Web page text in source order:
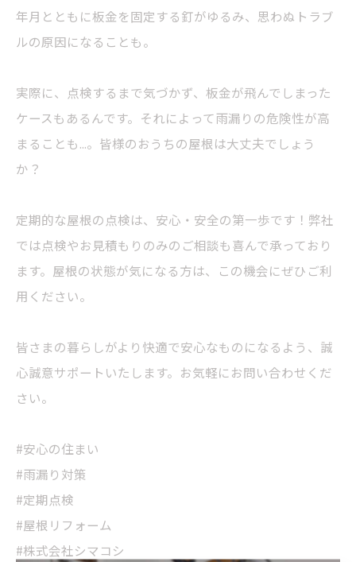
年月とともに板金を固定する釘がゆるみ、思わぬトラブ
ルの原因になることも。
実際に、点検するまで気づかず、板金が飛んでしまった
ケースもあるんです。それによって雨漏りの危険性が高
まることも...。皆様のおうちの屋根は大丈夫でしょう
か？
定期的な屋根の点検は、安心・安全の第一歩です！弊社
では点検やお見積もりのみのご相談も喜んで承っており
ます。屋根の状態が気になる方は、この機会にぜひご利
用ください。
皆さまの暮らしがより快適で安心なものになるよう、誠
心誠意サポートいたします。お気軽にお問い合わせくだ
さい。
#安心の住まい
#雨漏り対策
#定期点検
#屋根リフォーム
#株式会社シマコシ